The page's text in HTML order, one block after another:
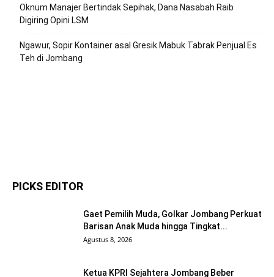
Oknum Manajer Bertindak Sepihak, Dana Nasabah Raib
Digiring Opini LSM
Ngawur, Sopir Kontainer asal Gresik Mabuk Tabrak Penjual Es
Teh di Jombang
PICKS EDITOR
Gaet Pemilih Muda, Golkar Jombang Perkuat
Barisan Anak Muda hingga Tingkat...
Agustus 8, 2026
Ketua KPRI Sejahtera Jombang Beber